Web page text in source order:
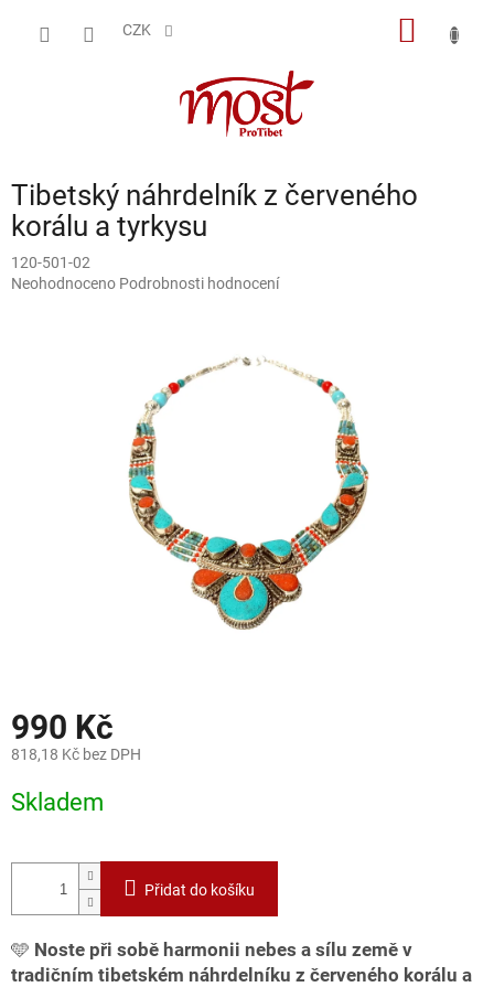
CZK
Tibetský náhrdelník z červeného
korálu a tyrkysu
120-501-02
Průměrné
Neohodnoceno Podrobnosti hodnocení
990 Kč
818,18 Kč bez DPH
cena:
Skladem
Přidat do košíku
🩵 Noste při sobě harmonii nebes a sílu země v
tradičním tibetském náhrdelníku z červeného korálu a